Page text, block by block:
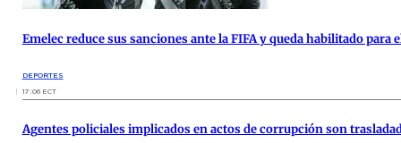
Emelec reduce sus sanciones ante la FIFA y queda habilitado
DEPORTES
17:06 ECT
Agentes policiales implicados en actos de corrupción son